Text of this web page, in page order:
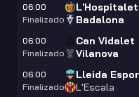
06:00
Finalizado
L'Hospitalet
Badalona
06:00
Finalizado
Can Vidalet
Vilanova
06:00
Finalizado
Lleida
L'Escala